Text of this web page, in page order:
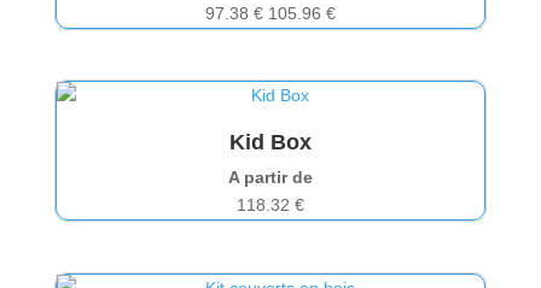
97.38 € 105.96 €
Kid Box
A partir de
118.32 €